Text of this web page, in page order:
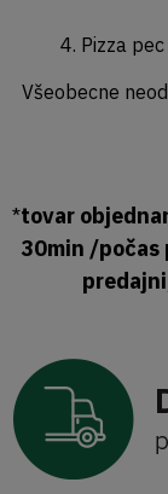
4. Pizza pec
Všeobecne
*tovar
30min /počas